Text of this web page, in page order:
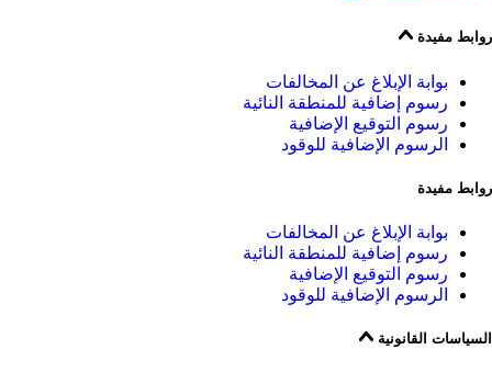
روابط مفيدة
بوابة الإبلاغ عن المخالفات
رسوم إضافية للمنطقة النائية
رسوم التوقيع الإضافية
الرسوم الإضافية للوقود
روابط مفيدة
بوابة الإبلاغ عن المخالفات
رسوم إضافية للمنطقة النائية
رسوم التوقيع الإضافية
الرسوم الإضافية للوقود
السياسات القانونية